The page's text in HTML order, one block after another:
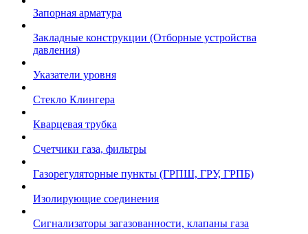
Запорная арматура
Закладные конструкции (Отборные устройства
давления)
Указатели уровня
Стекло Клингера
Кварцевая трубка
Счетчики газа, фильтры
Газорегуляторные пункты (ГРПШ, ГРУ, ГРПБ)
Изолирующие соединения
Сигнализаторы загазованности, клапаны газа